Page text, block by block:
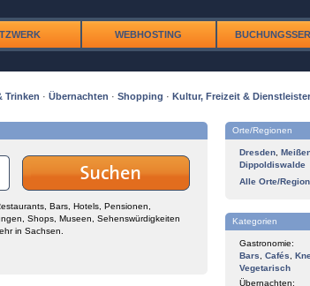
WEBHOSTING
Trinken · Übernachten · Shopping · Kultur, Freizeit & Dienstleister
Bars, Hotels, Pensionen,
Shops, Museen, Sehenswürdigkeiten
in Sachsen.
Orte/Regionen
Dresden
Dippoldiswalde
Alle Orte/
Kategorien
Gastronomie:
Bars
Cafés
Vegetarisch
Übernachten: